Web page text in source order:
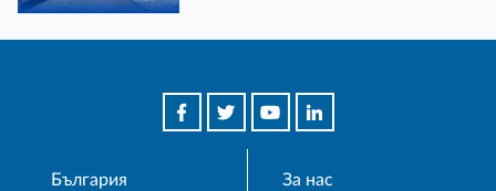
България
За нас